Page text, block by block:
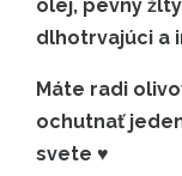
olej, pevný
dlhotrvajúci a
Máte radi
ochutnať
svete ♥